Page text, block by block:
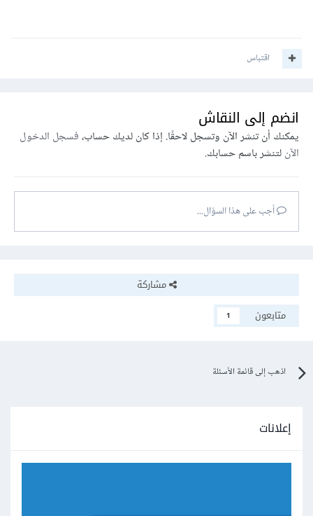
اقتباس
انضم إلى النقاش
يمكنك أن تنشر الآن وتسجل لاحقًا. إذا كان لديك حساب،فسجل الدخول
الآنلتنشر باسم حسابك.
أجب على هذا السؤال...
مشاركة
متابعون
1
اذهب إلى قائمة الأسئلة
إعلانات